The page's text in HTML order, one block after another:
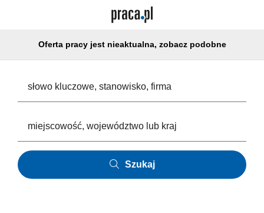
Oferta pracy jest nieaktualna, zobacz podobne
Szukaj